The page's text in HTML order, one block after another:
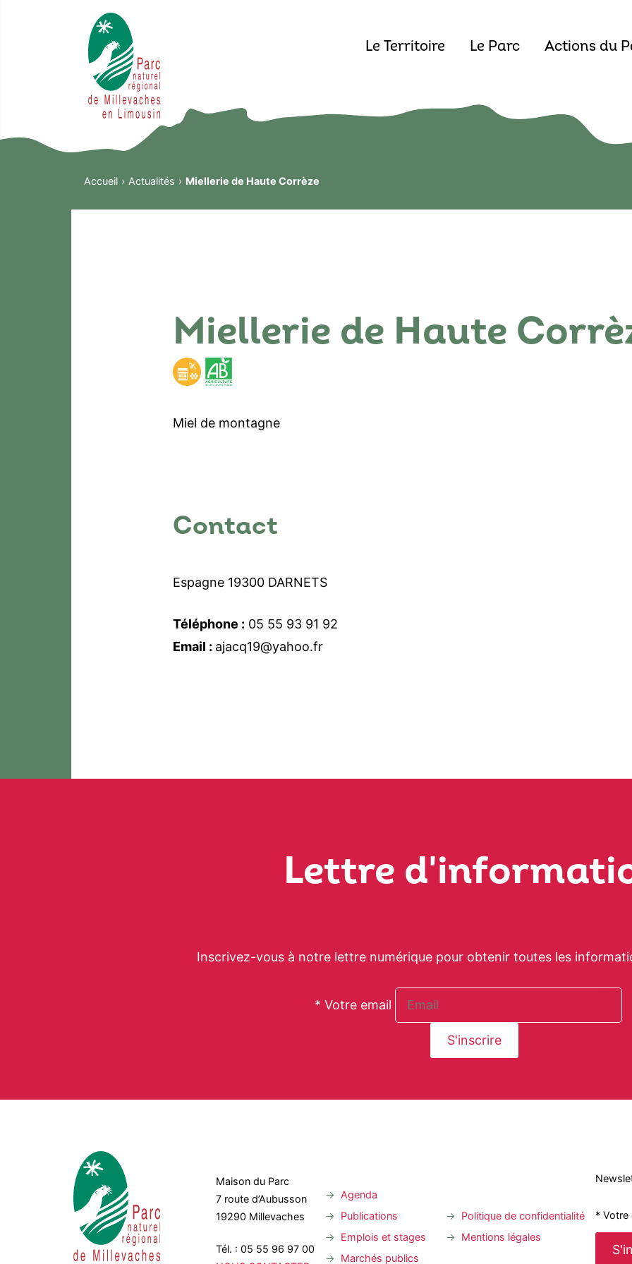
Le Territoire Le Parc Actions du
Accueil Actualités Miellerie de Haute Corrèze
Miellerie de Haute
Miel de montagne
Contact
Espagne 19300 DARNETS
Téléphone : 05 55 93 91 92
Email : ajacq19@yahoo.fr
Lettre
Inscrivez-vous à notre lettre numérique pour obtenir toutes les
* Votre email
Maison du Parc
7 route d’Aubusson
19290 Millevaches
Tél. : 05 55 96 97 00
Agenda
Publications
Emplois et stages
Marchés publics
Politique de confidentialité
Mentions légales
* Votre